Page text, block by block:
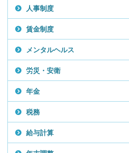
人事制度
賃金制度
メンタルヘルス
労災・安衛
年金
税務
給与計算